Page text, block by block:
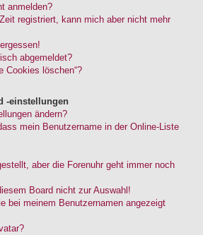
anmelden?
registriert, kann mich aber nicht mehr
abgemeldet?
Cookies löschen“?
-einstellungen
ändern?
mein Benutzername in der Online-Liste
aber die Forenuhr geht immer noch
Board nicht zur Auswahl!
bei meinem Benutzernamen angezeigt